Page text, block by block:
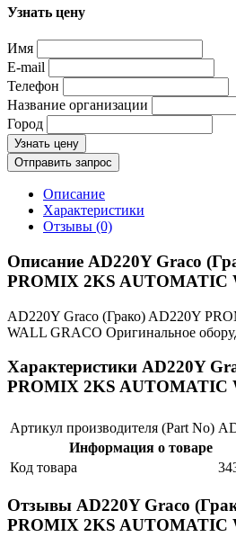
Узнать цену
Имя
E-mail
Телефон
Название организации
Город
Узнать цену
Отправить запрос
Описание
Характеристики
Отзывы (0)
Описание AD220Y Graco
PROMIX 2KS AUTOMATIC
AD220Y Graco (Грако) AD220Y
WALL GRACO Оригинальное
Характеристики AD220Y
PROMIX 2KS AUTOMATIC
Артикул производителя (Part No)
Информация о товаре
Код товара
Отзывы AD220Y Graco
PROMIX 2KS AUTOMATIC